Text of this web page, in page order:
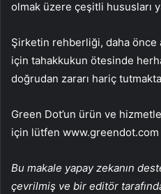
olmak üzere çeşitli hususları
Şirketin rehberliği, daha önce
için tahakkukun ötesinde
doğrudan zararı hariç
Green Dot’un ürün ve
için lütfen
Bu makale yapay zekanın
çevrilmiş ve bir editör